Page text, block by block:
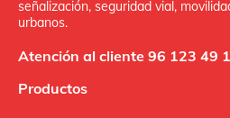
señalización, seguridad vial,
urbanos.
Atención al cliente 96 123 49
Productos